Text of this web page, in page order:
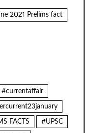
2021 Prelims fact
#currentaffair
FACTS #UPSC